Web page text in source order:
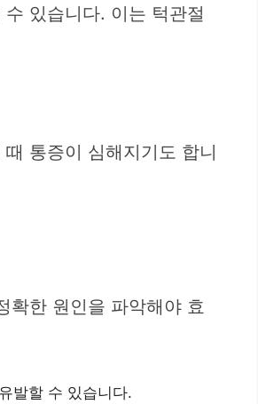
수 있습니다. 이는 턱관절
통증이 심해지기도 합니
확한 원인을 파악해야 효
발할 수 있습니다.